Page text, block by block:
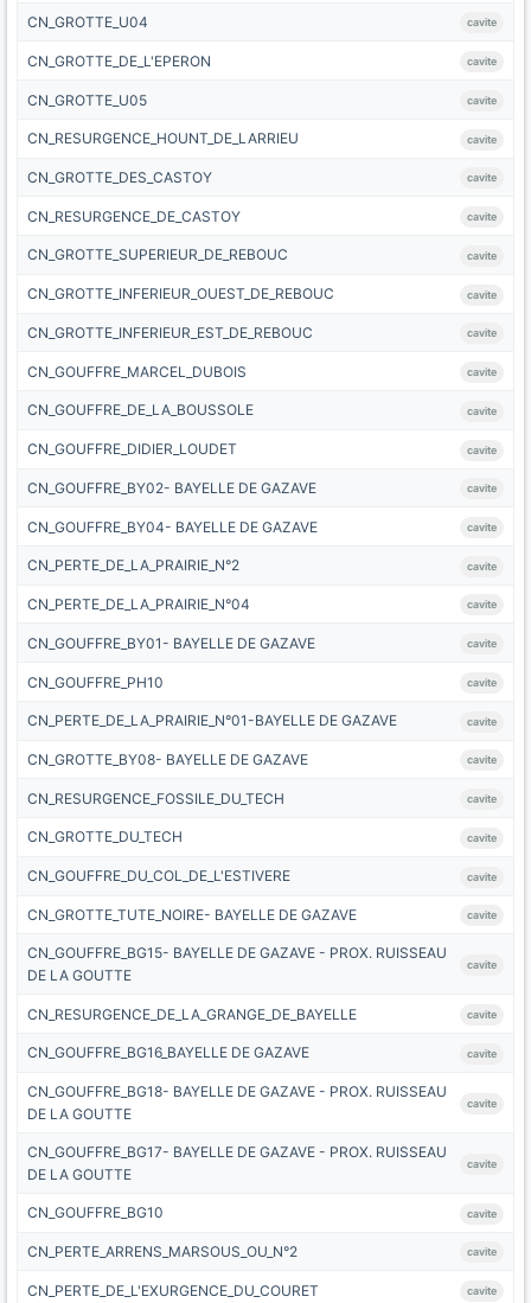
CN_GROTTE_U04 cavite
CN_GROTTE_DE_L'EPERON cavite
CN_GROTTE_U05 cavite
CN_RESURGENCE_HOUNT_DE_LARRIEU cavite
CN_GROTTE_DES_CASTOY cavite
CN_RESURGENCE_DE_CASTOY cavite
CN_GROTTE_SUPERIEUR_DE_REBOUC cavite
CN_GROTTE_INFERIEUR_OUEST_DE_REBOUC cavite
CN_GROTTE_INFERIEUR_EST_DE_REBOUC cavite
CN_GOUFFRE_MARCEL_DUBOIS cavite
CN_GOUFFRE_DE_LA_BOUSSOLE cavite
CN_GOUFFRE_DIDIER_LOUDET cavite
CN_GOUFFRE_BY02- BAYELLE DE GAZAVE cavite
CN_GOUFFRE_BY04- BAYELLE DE GAZAVE cavite
CN_PERTE_DE_LA_PRAIRIE_N°2 cavite
CN_PERTE_DE_LA_PRAIRIE_N°04 cavite
CN_GOUFFRE_BY01- BAYELLE DE GAZAVE cavite
CN_GOUFFRE_PH10 cavite
CN_PERTE_DE_LA_PRAIRIE_N°01-BAYELLE DE GAZAVE cavite
CN_GROTTE_BY08- BAYELLE DE GAZAVE cavite
CN_RESURGENCE_FOSSILE_DU_TECH cavite
CN_GROTTE_DU_TECH cavite
CN_GOUFFRE_DU_COL_DE_L'ESTIVERE cavite
CN_GROTTE_TUTE_NOIRE- BAYELLE DE GAZAVE cavite
CN_GOUFFRE_BG15- BAYELLE DE GAZAVE - PROX. RUISSEAU
DE LA GOUTTE
cavite
CN_RESURGENCE_DE_LA_GRANGE_DE_BAYELLE cavite
CN_GOUFFRE_BG16_BAYELLE DE GAZAVE cavite
CN_GOUFFRE_BG18- BAYELLE DE GAZAVE - PROX. RUISSEAU
DE LA GOUTTE
cavite
CN_GOUFFRE_BG17- BAYELLE DE GAZAVE - PROX. RUISSEAU
DE LA GOUTTE
cavite
CN_GOUFFRE_BG10 cavite
CN_PERTE_ARRENS_MARSOUS_OU_N°2 cavite
CN_PERTE_DE_L'EXURGENCE_DU_COURET cavite